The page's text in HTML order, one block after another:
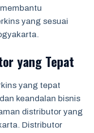
yang sesuai
yang Tepat
yang tepat
keandalan bisnis
distributor yang
Distributor